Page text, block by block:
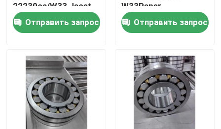
Дом
Ролики
О нас
22230ca/W33 Jacet
Отправить запрос
W33Paper
Отправить запрос